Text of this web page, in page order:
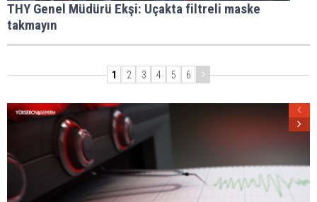
THY Genel Müdürü Ekşi: Uçakta filtreli maske
takmayın
1 2 3 4 5 6